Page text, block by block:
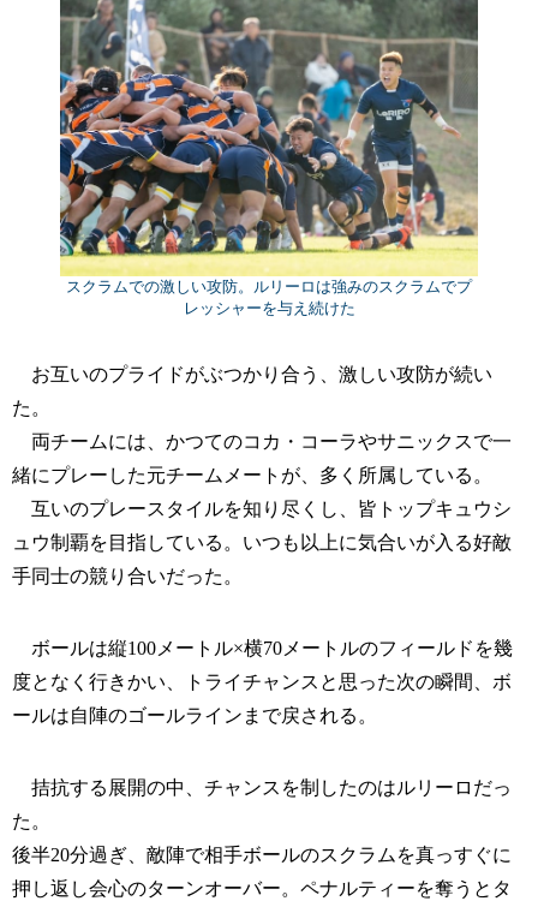
スクラムでの激しい攻防。ルリーロは強みのスクラムでプ
レッシャーを与え続けた
お互いのプライドがぶつかり合う、激しい攻防が続い
た。
両チームには、かつてのコカ・コーラやサニックスで一
緒にプレーした元チームメートが、多く所属している。
互いのプレースタイルを知り尽くし、皆トップキュウシ
ュウ制覇を目指している。いつも以上に気合いが入る好敵
手同士の競り合いだった。
ボールは縦100メートル×横70メートルのフィールドを幾
度となく行きかい、トライチャンスと思った次の瞬間、ボ
ールは自陣のゴールラインまで戻される。
拮抗する展開の中、チャンスを制したのはルリーロだっ
た。
後半20分過ぎ、敵陣で相手ボールのスクラムを真っすぐに
押し返し会心のターンオーバー。ペナルティーを奪うとタ